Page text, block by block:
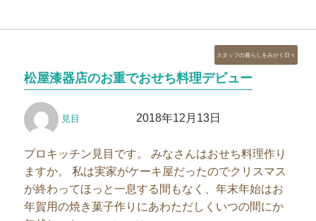
松屋漆器店のお重でおせち料理デビュー
稿見目 2018年12月13日
カ
テ
ゴ
スタッフの暮らしをみがく日々
プロキッチン見目です。 みなさんはおせち料理作り
ますか。 私は実家がケーキ屋だったのでクリスマス
が終わってほっと一息する間もなく、年末年始はお
年賀用の焼き菓子作りにあわただしくいつの間にか